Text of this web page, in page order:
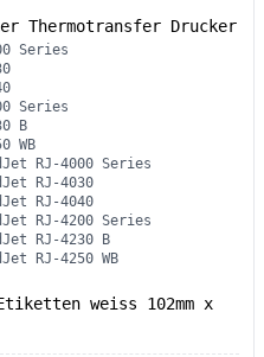
Thermotransfer Drucker
Series
Series
B
WB
RJ-4000 Series
RJ-4030
RJ-4040
RJ-4200 Series
RJ-4230 B
RJ-4250 WB
weiss 102mm x